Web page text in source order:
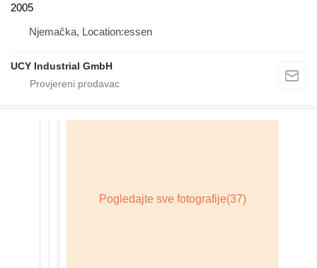
2005
Njemačka, Location:essen
UCY Industrial GmbH